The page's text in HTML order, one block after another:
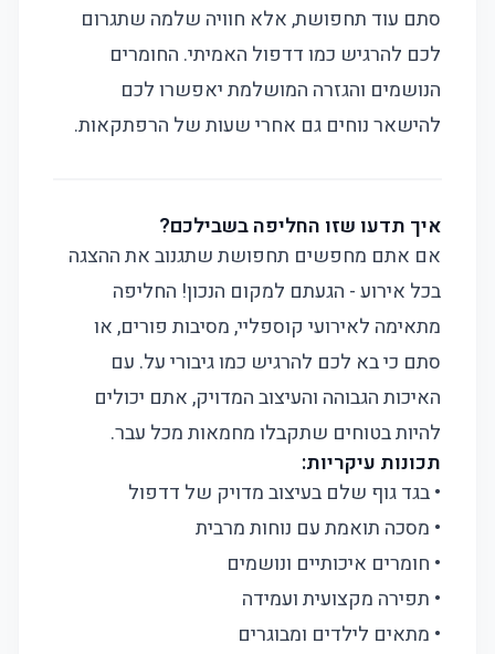
סתם עוד תחפושת, אלא חוויה שלמה שתגרום
לכם להרגיש כמו דדפול האמיתי. החומרים
הנושמים והגזרה המושלמת יאפשרו לכם
להישאר נוחים גם אחרי שעות של הרפתקאות.
איך תדעו שזו החליפה בשבילכם?
אם אתם מחפשים תחפושת שתגנוב את ההצגה
בכל אירוע - הגעתם למקום הנכון! החליפה
מתאימה לאירועי קוספליי, מסיבות פורים, או
סתם כי בא לכם להרגיש כמו גיבורי על. עם
האיכות הגבוהה והעיצוב המדויק, אתם יכולים
להיות בטוחים שתקבלו מחמאות מכל עבר.
תכונות עיקריות:
• בגד גוף שלם בעיצוב מדויק של דדפול
• מסכה תואמת עם נוחות מרבית
• חומרים איכותיים ונושמים
• תפירה מקצועית ועמידה
• מתאים לילדים ומבוגרים